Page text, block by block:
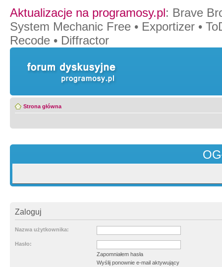
Aktualizacje na programosy.pl: Brave
System Mechanic Free • Exportizer •
Recode • Diffractor
Strona główna
Zaloguj
Nazwa użytkownika:
Hasło:
Zapomniałem hasła
Wyślij ponownie e-mail aktywujący